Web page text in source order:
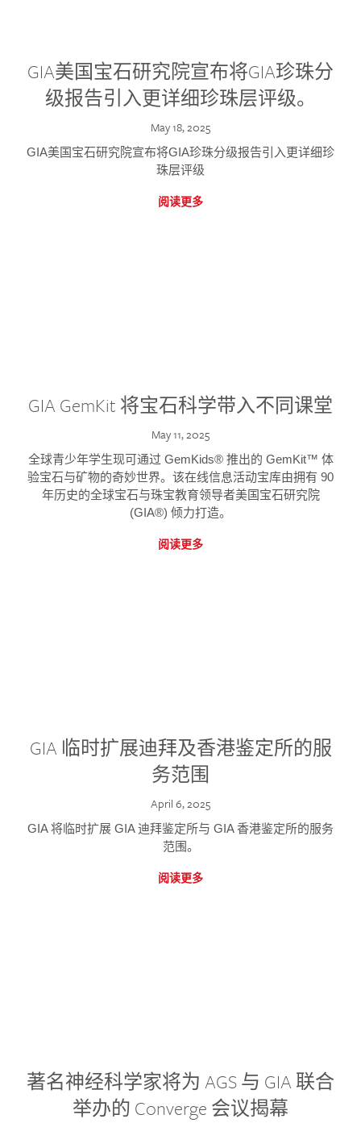
GIA美国宝石研究院宣布将GIA珍珠分
级报告引入更详细珍珠层评级。
May 18, 2025
GIA美国宝石研究院宣布将GIA珍珠分级报告引入更详细珍
珠层评级
阅读更多
GIA GemKit 将宝石科学带入不同课堂
May 11, 2025
全球青少年学生现可通过 GemKids® 推出的 GemKit™ 体
验宝石与矿物的奇妙世界。该在线信息活动宝库由拥有 90
年历史的全球宝石与珠宝教育领导者美国宝石研究院
(GIA®) 倾力打造。
阅读更多
GIA 临时扩展迪拜及香港鉴定所的服
务范围
April 6, 2025
GIA 将临时扩展 GIA 迪拜鉴定所与 GIA 香港鉴定所的服务
范围。
阅读更多
著名神经科学家将为 AGS 与 GIA 联合
举办的 Converge 会议揭幕